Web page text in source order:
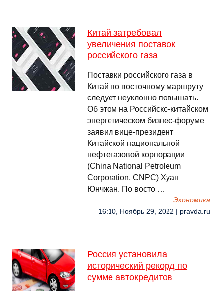
Китай затребовал
увеличения поставок
российского газа
Поставки российского газа в
Китай по восточному маршруту
следует неуклонно повышать.
Об этом на Российско-китайском
энергетическом бизнес-форуме
заявил вице-президент
Китайской национальной
нефтегазовой корпорации
(China National Petroleum
Corporation, CNPC) Хуан
Юнчжан. По восто …
Экономика
16:10, Ноябрь 29, 2022 | pravda.ru
Россия установила
исторический рекорд по
сумме автокредитов